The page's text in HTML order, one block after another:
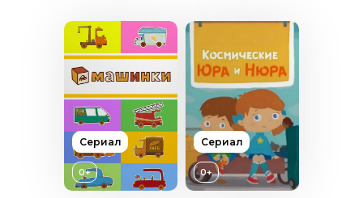
Год 2024
Страна Россия
Язык Русский
Сериал
0+
Сериал
0+